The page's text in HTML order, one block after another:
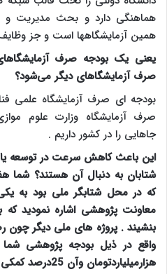
هماهنگی دارد و بحث مدیریت و
همین آزمایشگاهها است و جز
یعنی یک بودجه صرف
صرف آزمایشگاهای دیگر می‌شود؟
بودجه ای صرف آزمایشگاه علمی
صرف آزمایشگاه وزارت علوم
جاهایی را در کشور داریم .
این باعث کاهش سرعت در توسعه
شتابان به دنبال آن هستند؟ شما
که در محل شتابگر ملی بود به
معاونت پژوهشی اشاره نمودید که
بنشیند . پروژه های ملی دیگر چون
هزارمیلیاردتومان وآن 25درصد کمکی به اینها خواهد کرد؟